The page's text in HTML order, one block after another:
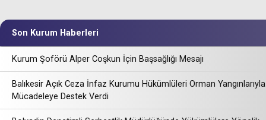
Son Kurum Haberleri
Kurum Şoförü Alper Coşkun İçin Başsağlığı Mesajı
Balıkesir Açık Ceza İnfaz Kurumu Hükümlüleri Orman Yangınlarıyla
Mücadeleye Destek Verdi